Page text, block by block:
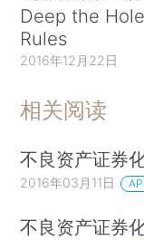
Deep the
Rules
2016年12月22日
相关阅读
不良资产证券
2016年03月11日
不良资产证券